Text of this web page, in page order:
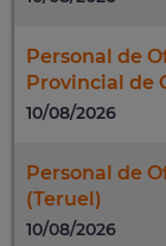
Personal de
Provincial de
10/08/2026
Personal de
(Teruel)
10/08/2026